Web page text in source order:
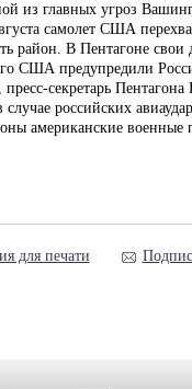
из главных угроз
самолет США
район. В Пентагоне свои
США предупредили
секретарь
российских
американские военные
для печати